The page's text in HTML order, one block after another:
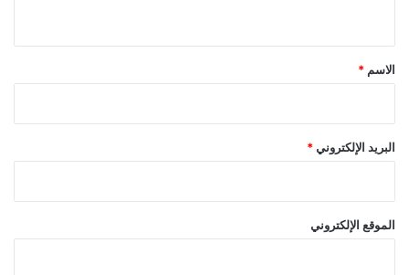
*
الاسم *
البريد الإلكتروني *
الموقع الإلكتروني